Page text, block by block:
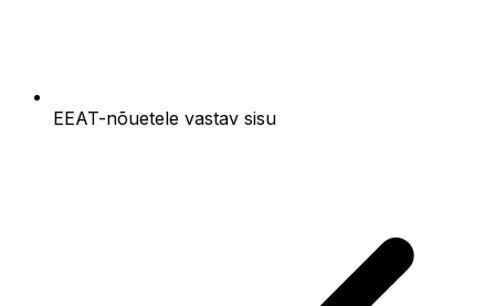
EEAT-nõuetele vastav sisu